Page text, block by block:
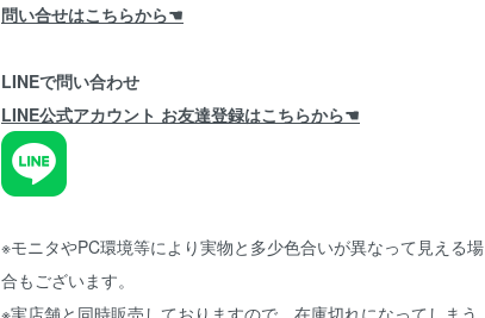
問い合せはこちらから☚
LINEで問い合わせ
LINE公式アカウント お友達登録はこちらから☚
※モニタやPC環境等により実物と多少色合いが異なって見える場
合もございます。
※実店舗と同時販売しておりますので、在庫切れになってしまう